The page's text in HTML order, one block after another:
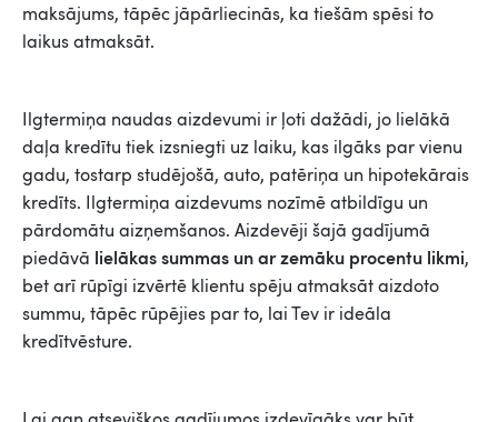
maksājums, tāpēc jāpārliecinās, ka tiešām spēsi to
laikus atmaksāt.
Ilgtermiņa naudas aizdevumi ir ļoti dažādi, jo lielākā
daļa kredītu tiek izsniegti uz laiku, kas ilgāks par vienu
gadu, tostarp studējošā, auto, patēriņa un hipotekārais
kredīts. Ilgtermiņa aizdevums nozīmē atbildīgu un
pārdomātu aizņemšanos. Aizdevēji šajā gadījumā
piedāvā lielākas summas un ar zemāku procentu likmi,
bet arī rūpīgi izvērtē klientu spēju atmaksāt aizdoto
summu, tāpēc rūpējies par to, lai Tev ir ideāla
kredītvēsture.